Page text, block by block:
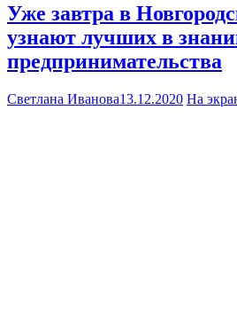
Уже завтра в
узнают лучших в
предпринимательства
Светлана Иванова13.12.2020 На